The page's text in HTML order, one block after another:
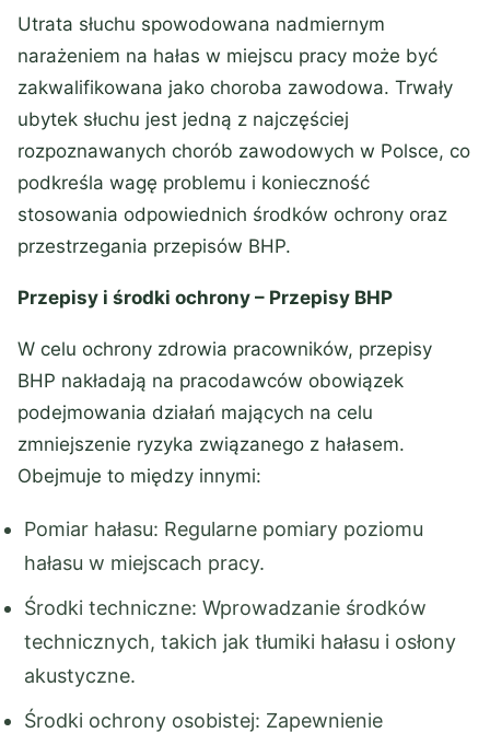
Utrata słuchu spowodowana nadmiernym
narażeniem na hałas w miejscu pracy może być
zakwalifikowana jako choroba zawodowa. Trwały
ubytek słuchu jest jedną z najczęściej
rozpoznawanych chorób zawodowych w Polsce, co
podkreśla wagę problemu i konieczność
stosowania odpowiednich środków ochrony oraz
przestrzegania przepisów BHP.
Przepisy i środki ochrony – Przepisy BHP
W celu ochrony zdrowia pracowników, przepisy
BHP nakładają na pracodawców obowiązek
podejmowania działań mających na celu
zmniejszenie ryzyka związanego z hałasem.
Obejmuje to między innymi:
Pomiar hałasu: Regularne pomiary poziomu
hałasu w miejscach pracy.
Środki techniczne: Wprowadzanie środków
technicznych, takich jak tłumiki hałasu i osłony
akustyczne.
Środki ochrony osobistej: Zapewnienie